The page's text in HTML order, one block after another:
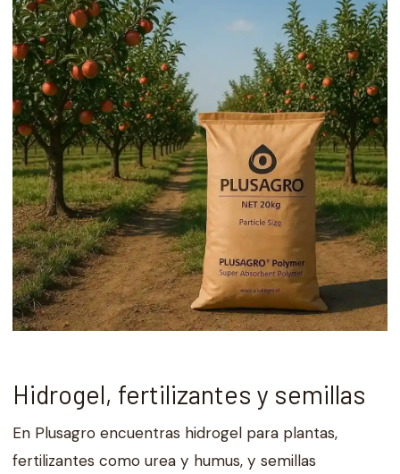
Hidrogel, fertilizantes y semillas
En Plusagro encuentras hidrogel para plantas,
fertilizantes como urea y humus, y semillas